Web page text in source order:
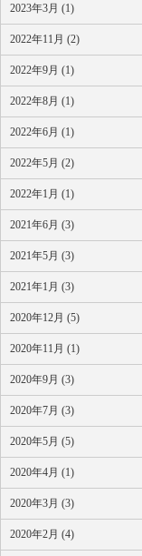
2023年3月 (1)
2022年11月 (2)
2022年9月 (1)
2022年8月 (1)
2022年6月 (1)
2022年5月 (2)
2022年1月 (1)
2021年6月 (3)
2021年5月 (3)
2021年1月 (3)
2020年12月 (5)
2020年11月 (1)
2020年9月 (3)
2020年7月 (3)
2020年5月 (5)
2020年4月 (1)
2020年3月 (3)
2020年2月 (4)